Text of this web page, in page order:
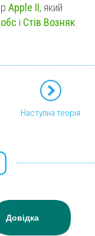
Apple II, який
і Стів Возняк
Наступна теорія